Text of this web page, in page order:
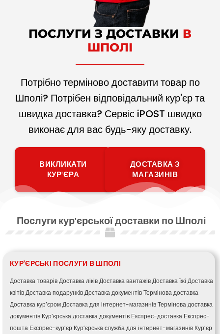
ПОСЛУГИ З ДОСТАВКИ В
ШПОЛІ
Потрібно терміново доставити товар по
Шполі? Потрібен відповідальний кур'єр та
швидка доставка? Сервіс iPOST швидко
виконає для вас будь-яку доставку.
ВИКЛИКАТИ
КУР'ЄРА
ДОСТАВКА З
МАГАЗИНІВ
Послуги кур'єрської доставки по Шполі
КУР'ЄРСЬКІ ПОСЛУГИ В ШПОЛІ
Доставка товарівДоставка ліківДоставка вантажівДоставка їжі Доставка
квітівДоставка подарунківДоставка документівТермінова доставка
Доставка кур’єромДоставка для інтернет-магазинівТермінова доставка
документів Кур’єрська доставка документів Експрес-доставка Експрес-
пошта Експрес-кур’єр Кур’єрська служба для інтернет-магазинів Кур’єр